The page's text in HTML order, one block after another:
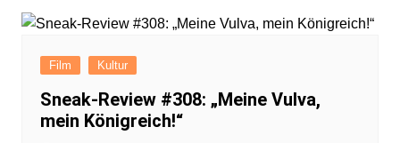
Film Kultur
Sneak-Review #308: „Meine Vulva,
mein Königreich!“